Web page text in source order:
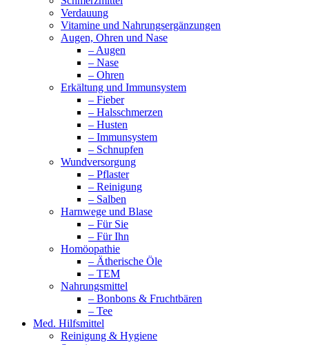
Verdauung
Vitamine und Nahrungsergänzungen
Augen, Ohren und Nase
– Augen
– Nase
– Ohren
Erkältung und Immunsystem
– Fieber
– Halsschmerzen
– Husten
– Immunsystem
– Schnupfen
Wundversorgung
– Pflaster
– Reinigung
– Salben
Harnwege und Blase
– Für Sie
– Für Ihn
Homöopathie
– Ätherische Öle
– TEM
Nahrungsmittel
– Bonbons & Fruchtbären
– Tee
Med. Hilfsmittel
Reinigung & Hygiene